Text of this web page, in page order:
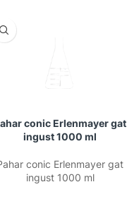
conic Erlenmayer gat
ingust 1000 ml
conic Erlenmayer gat
ingust 1000 ml